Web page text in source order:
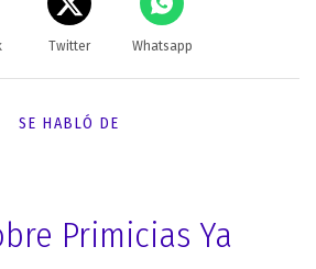
Twitter Whatsapp
SE HABLÓ DE
Primicias Ya